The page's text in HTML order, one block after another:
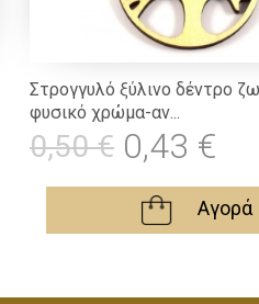
Στρογγυλό ξύλινο δέντρο
φυσικό χρώμα-αν...
0,50 € 0,43 €
Αγορά